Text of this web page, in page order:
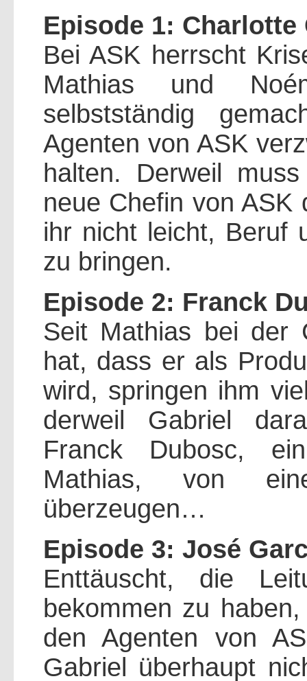
Episode 1: Charlotte
Bei ASK herrscht
Mathias und
selbstständig
Agenten von ASK
halten. Derweil
neue Chefin von ASK
ihr nicht leicht, Beruf
zu bringen.
Episode 2: Franck
Seit Mathias bei der
hat, dass er als
wird, springen ihm
derweil Gabriel
Franck Dubosc,
Mathias, von
überzeugen…
Episode 3: José
Enttäuscht, die
bekommen zu
den Agenten von
Gabriel überhaupt